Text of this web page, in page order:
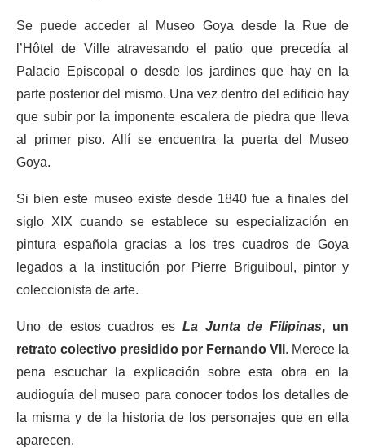
Se puede acceder al Museo Goya desde la Rue de
l’Hôtel de Ville atravesando el patio que precedía al
Palacio Episcopal o desde los jardines que hay en la
parte posterior del mismo. Una vez dentro del edificio hay
que subir por la imponente escalera de piedra que lleva
al primer piso. Allí se encuentra la puerta del Museo
Goya.
Si bien este museo existe desde 1840 fue a finales del
siglo XIX cuando se establece su especialización en
pintura española gracias a los tres cuadros de Goya
legados a la institución por Pierre Briguiboul, pintor y
coleccionista de arte.
Uno de estos cuadros es La Junta de Filipinas, un
retrato colectivo presidido por Fernando VII . Merece la
pena escuchar la explicación sobre esta obra en la
audioguía del museo para conocer todos los detalles de
la misma y de la historia de los personajes que en ella
aparecen.